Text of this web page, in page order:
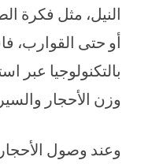
النيل، مثل فكرة
أو حتى القوارب،
بالتكنولوجيا عبر
وزن الأحجار
وعند وصول